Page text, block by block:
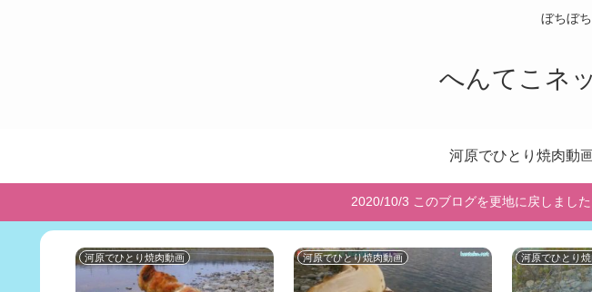
ぼちぼ
へんてこネ
河原でひとり焼肉動
2020/10/3 このブログを更地に戻しまし
河原でひとり焼肉動画 河原でひとり焼肉動画 河原でひとり